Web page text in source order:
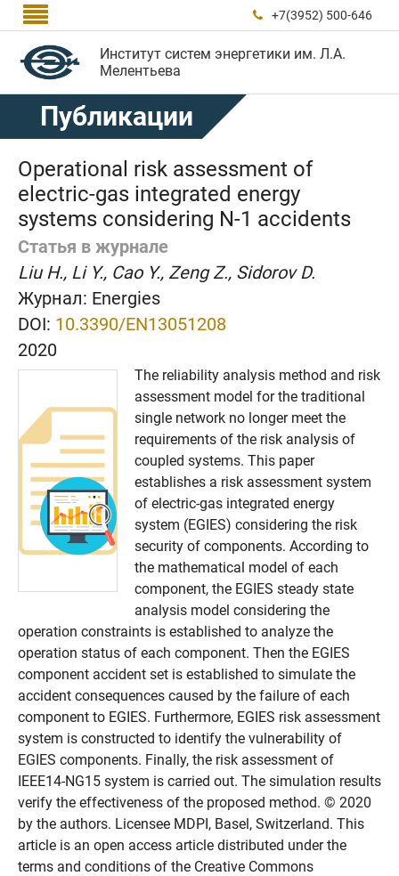
  +7(3952) 500-646
Институт систем энергетики им. Л.А.
Мелентьева
Публикации
Operational risk assessment of
electric-gas integrated energy
systems considering N-1 accidents
Статья в журнале
Liu H., Li Y., Cao Y., Zeng Z., Sidorov D.
Журнал: Energies
DOI: 10.3390/EN13051208
2020
The reliability analysis method and risk
assessment model for the traditional
single network no longer meet the
requirements of the risk analysis of
coupled systems. This paper
establishes a risk assessment system
of electric-gas integrated energy
system (EGIES) considering the risk
security of components. According to
the mathematical model of each
component, the EGIES steady state
analysis model considering the
operation constraints is established to analyze the
operation status of each component. Then the EGIES
component accident set is established to simulate the
accident consequences caused by the failure of each
component to EGIES. Furthermore, EGIES risk assessment
system is constructed to identify the vulnerability of
EGIES components. Finally, the risk assessment of
IEEE14-NG15 system is carried out. The simulation results
verify the effectiveness of the proposed method. © 2020
by the authors. Licensee MDPI, Basel, Switzerland. This
article is an open access article distributed under the
terms and conditions of the Creative Commons